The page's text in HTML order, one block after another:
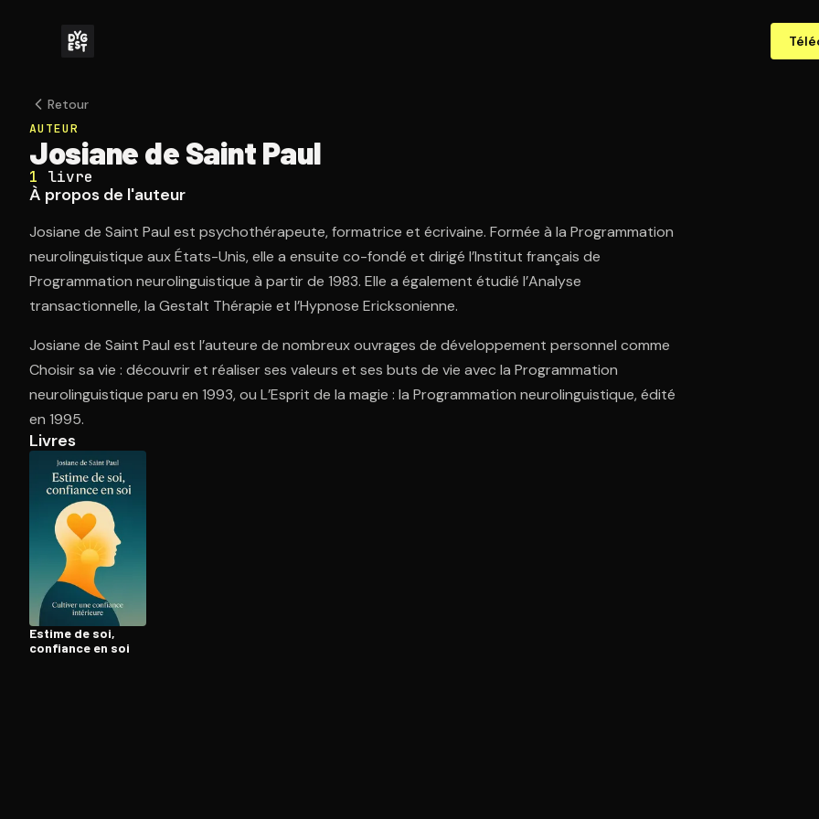
Ouvre l'app Appareil photo, pointe sur le code. C'est gratuit à l'essai.
Retour
AUTEUR
Josiane de Saint Paul
1 livre
À propos de l'auteur
Josiane de Saint Paul est psychothérapeute, formatrice et écrivaine. Formée à la Programmation
neurolinguistique aux États-Unis, elle a ensuite co-fondé et dirigé l’Institut français de
Programmation neurolinguistique à partir de 1983. Elle a également étudié l’Analyse
transactionnelle, la Gestalt Thérapie et l’Hypnose Ericksonienne.
Josiane de Saint Paul est l’auteure de nombreux ouvrages de développement personnel comme
Choisir sa vie : découvrir et réaliser ses valeurs et ses buts de vie avec la Programmation
neurolinguistique paru en 1993, ou L’Esprit de la magie : la Programmation neurolinguistique, édité
en 1995.
Livres
Estime de soi,
confiance en soi